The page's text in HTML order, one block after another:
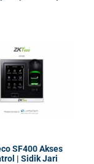
Jari, Kartu, Pin
SF400 Akses
| Sidik Jari